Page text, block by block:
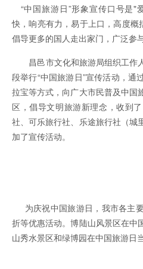
“中国旅游日”形象宣传口号是"
快，响亮有力，易于上口，高度概
倡导更多的国人走出家门，广泛参
昌邑市文化和旅游局组织工作
段举行“中国旅游日”宣传活动，通
拉宝等方式，向广大市民普及中国
区，倡导文明旅游新理念，收到
社、可乐旅行社、乐途旅行社（城
加了宣传活动。
为庆祝中国旅游日，我市各主
折等优惠活动。博陆山风景区在中
山秀水景区和绿博园在中国旅游日